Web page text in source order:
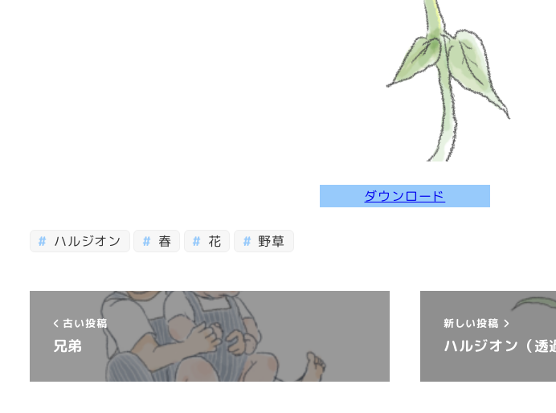
ダウンロード
ハルジオン 春 花 野草
古い投稿
兄弟
新しい投稿
ハルジオン（透